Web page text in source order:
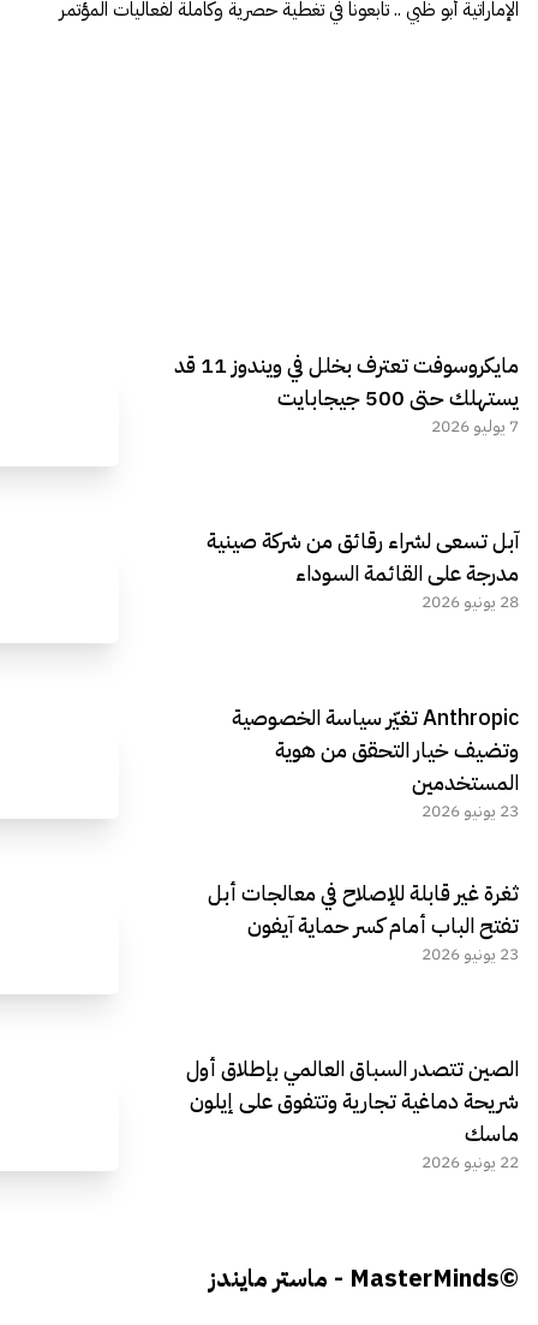
الإماراتية أبو ظبي .. تابعونا في تغطية حصرية وكاملة لفعاليات المؤتمر
مايكروسوفت تعترف بخلل في ويندوز 11 قد
يستهلك حتى 500 جيجابايت
7 يوليو 2026
آبل تسعى لشراء رقائق من شركة صينية
مدرجة على القائمة السوداء
28 يونيو 2026
Anthropic تغيّر سياسة الخصوصية
وتضيف خيار التحقق من هوية
المستخدمين
23 يونيو 2026
ثغرة غير قابلة للإصلاح في معالجات أبل
تفتح الباب أمام كسر حماية آيفون
23 يونيو 2026
الصين تتصدر السباق العالمي بإطلاق أول
شريحة دماغية تجارية وتتفوق على إيلون
ماسك
22 يونيو 2026
©MasterMinds - ماستر مايندز